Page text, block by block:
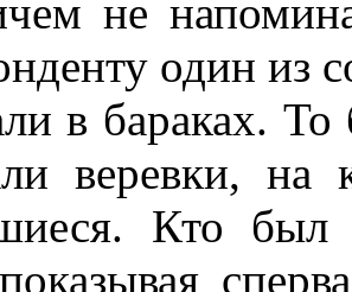
не
один из
в бараках.
веревки, на
Кто